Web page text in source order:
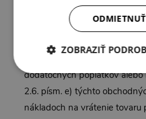
stránke elektronického
obchodných podmienkach,
príslušnej podstránke
2.7. Ak obchodník nesplnil
dodatočných poplatkov
2.6. písm. e) týchto
nákladoch na vrátenie tovaru
ZOBRAZIŤ